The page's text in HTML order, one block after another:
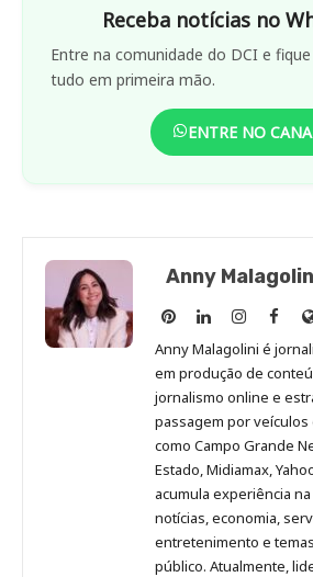
Receba notícias no
Entre na comunidade do DCI e
tudo em primeira mão.
ENTRE NO
Anny
Anny
Malagolini
no
Pinterest
Anny
Malagolini
no
LinkedIn
Anny
no
no
Anny Malagolini é
em produção de
jornalismo online e
passagem por veículos
como Campo Grande
Estado, Midiamax,
acumula experiência
notícias, economia,
entretenimento e
público. Atualmente,